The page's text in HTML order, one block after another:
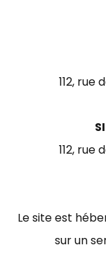
112, rue
112, rue
Le site est
sur un